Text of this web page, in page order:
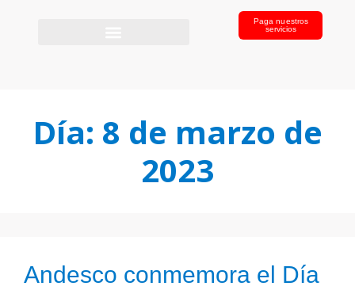
Paga nuestros
servicios
Día: 8 de marzo de
2023
Andesco conmemora el Día